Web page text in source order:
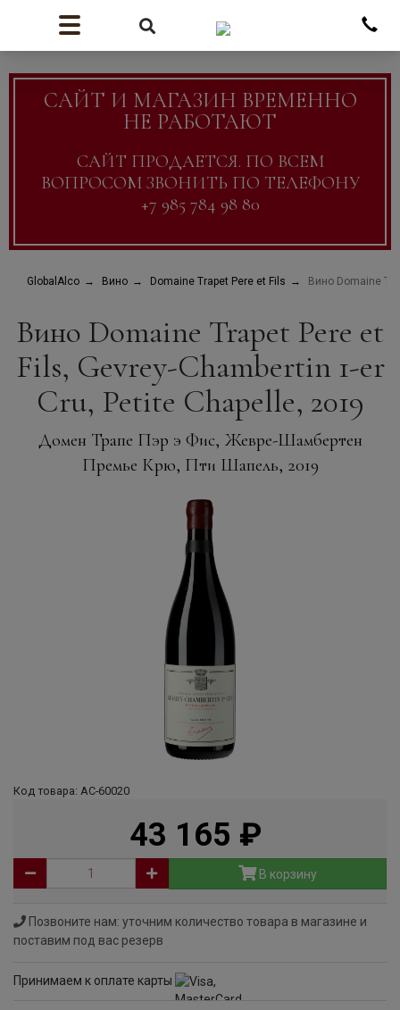
САЙТ И МАГАЗИН ВРЕМЕННО
НЕ РАБОТАЮТ
САЙТ ПРОДАЕТСЯ. ПО ВСЕМ
ВОПРОСОМ ЗВОНИТЬ ПО ТЕЛЕФОНУ
+7 985 784 98 80
GlobalAlco Вино Domaine Trapet Pere et Fils Вино Domaine
Вино Domaine Trapet Pere et
Fils, Gevrey-Chambertin 1-er
Cru, Petite Chapelle, 2019
Домен Трапе Пэр э Фис, Жевре-Шамбертен
Премье Крю, Пти Шапель, 2019
Код товара: АС-60020
43 165
В корзину
Позвоните нам: уточним количество товара в магазине и
поставим под вас резерв
Принимаем к оплате карты